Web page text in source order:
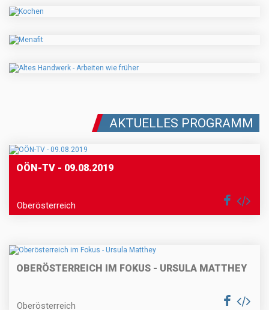
AKTUELLES PROGRAMM
OÖN-TV - 09.08.2019
Oberösterreich
OBERÖSTERREICH IM FOKUS - URSULA MATTHEY
Oberösterreich